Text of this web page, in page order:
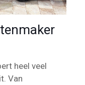
heel veel
Van